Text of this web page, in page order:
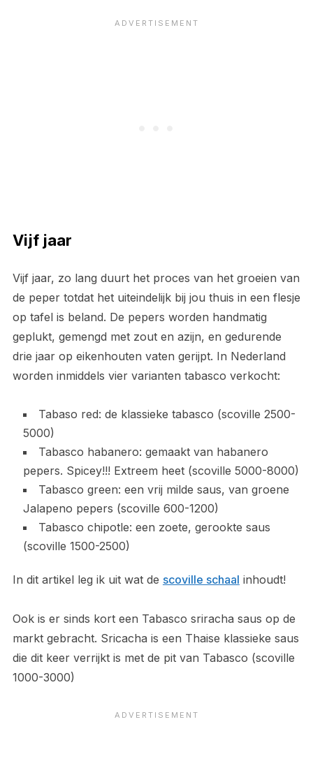
Vijf jaar
Vijf jaar, zo lang duurt het proces van het groeien van
de peper totdat het uiteindelijk bij jou thuis in een flesje
op tafel is beland. De pepers worden handmatig
geplukt, gemengd met zout en azijn, en gedurende
drie jaar op eikenhouten vaten gerijpt. In Nederland
worden inmiddels vier varianten tabasco verkocht:
Tabaso red: de klassieke tabasco (scoville 2500-
5000)
Tabasco habanero: gemaakt van habanero
pepers. Spicey!!! Extreem heet (scoville 5000-8000)
Tabasco green: een vrij milde saus, van groene
Jalapeno pepers (scoville 600-1200)
Tabasco chipotle: een zoete, gerookte saus
(scoville 1500-2500)
In dit artikel leg ik uit wat de scoville schaal inhoudt!
Ook is er sinds kort een Tabasco sriracha saus op de
markt gebracht. Sricacha is een Thaise klassieke saus
die dit keer verrijkt is met de pit van Tabasco (scoville
1000-3000)